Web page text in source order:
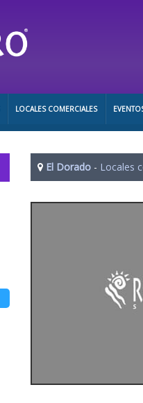
LOCALES COMERCIALES
El Dorado - Locales